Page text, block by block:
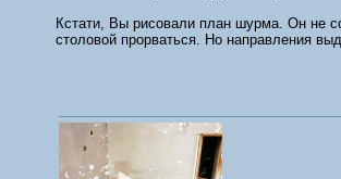
Кстати, Вы рисовали план шурма. Он не
столовой прорваться. Но направления